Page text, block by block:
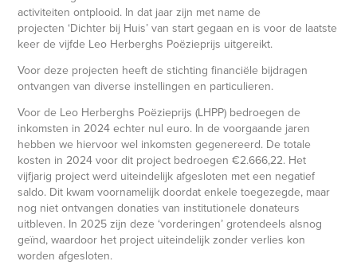
activiteiten ontplooid. In dat jaar zijn met name de
projecten ‘Dichter bij Huis’ van start gegaan en is voor de laatste
keer de vijfde Leo Herberghs Poëzieprijs uitgereikt.
Voor deze projecten heeft de stichting financiële bijdragen
ontvangen van diverse instellingen en particulieren.
Voor de Leo Herberghs Poëzieprijs (LHPP) bedroegen de
inkomsten in 2024 echter nul euro. In de voorgaande jaren
hebben we hiervoor wel inkomsten gegenereerd. De totale
kosten in 2024 voor dit project bedroegen €2.666,22. Het
vijfjarig project werd uiteindelijk afgesloten met een negatief
saldo. Dit kwam voornamelijk doordat enkele toegezegde, maar
nog niet ontvangen donaties van institutionele donateurs
uitbleven. In 2025 zijn deze ‘vorderingen’ grotendeels alsnog
geïnd, waardoor het project uiteindelijk zonder verlies kon
worden afgesloten.